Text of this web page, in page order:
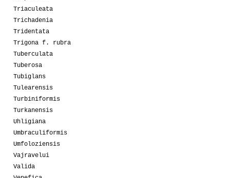
Triaculeata
Trichadenia
Tridentata
Trigona f. rubra
Tuberculata
Tuberosa
Tubiglans
Tulearensis
Turbiniformis
Turkanensis
Uhligiana
Umbraculiformis
Umfoloziensis
Vajravelui
Valida